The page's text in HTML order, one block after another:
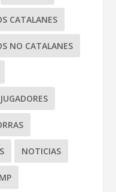
CATALANES
NO CATALANES
JUGADORES
NOTICIAS